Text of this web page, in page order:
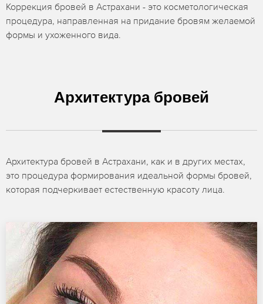
Коррекция бровей в Астрахани - это косметологическая
процедура, направленная на придание бровям желаемой
формы и ухоженного вида.
Архитектура бровей
Архитектура бровей в Астрахани, как и в других местах,
это процедура формирования идеальной формы бровей,
которая подчеркивает естественную красоту лица.